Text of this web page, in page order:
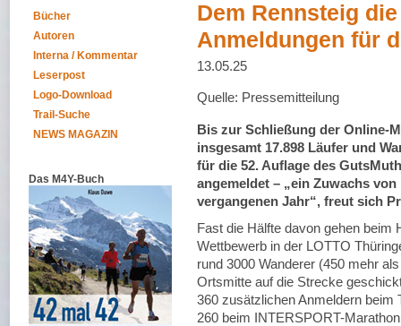
Bücher
Autoren
Interna / Kommentar
Leserpost
Logo-Download
Trail-Suche
NEWS MAGAZIN
Das M4Y-Buch
Dem Rennsteig
Anmeldungen für
13.05.25
Quelle: Pressemitteilung
Bis zur Schließung der Online-
insgesamt 17.898 Läufer und
für die 52. Auflage des
angemeldet – „ein Zuwachs
vergangenen Jahr“, freut sich
Fast die Hälfte davon gehen beim
Wettbewerb in der LOTTO
rund 3000 Wanderer (450 mehr
Ortsmitte auf die Strecke
360 zusätzlichen Anmeldern
260 beim INTERSPORT-